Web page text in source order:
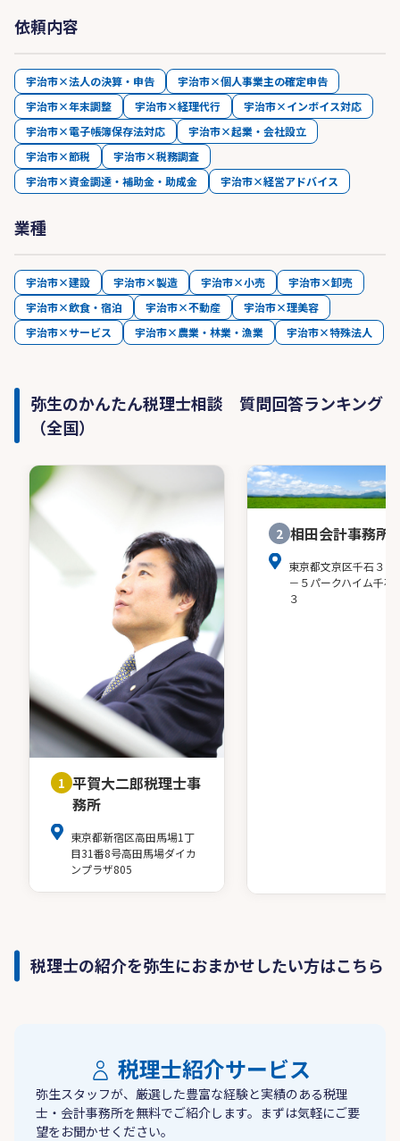
依頼内容
宇治市×法人の決算・申告
宇治市×個人事業主の確定申告
宇治市×年末調整
宇治市×経理代行
宇治市×インボイス対応
宇治市×電子帳簿保存法対応
宇治市×起業・会社設立
宇治市×節税
宇治市×税務調査
宇治市×資金調達・補助金・助成金
宇治市×経営アドバイス
業種
宇治市×建設 宇治市×製造 宇治市×小売
宇治市×卸売
宇治市×飲食・宿泊
宇治市×不動産
宇治市×理美容
宇治市×サービス
宇治市×農業・林業・漁業 宇治市×特殊法人
弥生のかんたん税理士相談 質問回答ランキング
（全国）
1 平賀大二郎税理士事
務所
東京都新宿区高田馬場1丁
目31番8号高田馬場ダイカ
ンプラザ805
2 相田会計事務所
東京都文京区千石３－
－５パークハイム千石
３
税理士の紹介を弥生におまかせしたい方はこちら
税理士紹介サービス
弥生スタッフが、厳選した豊富な経験と実績のある税理
士・会計事務所を無料でご紹介します。まずは気軽にご要
望をお聞かせください。